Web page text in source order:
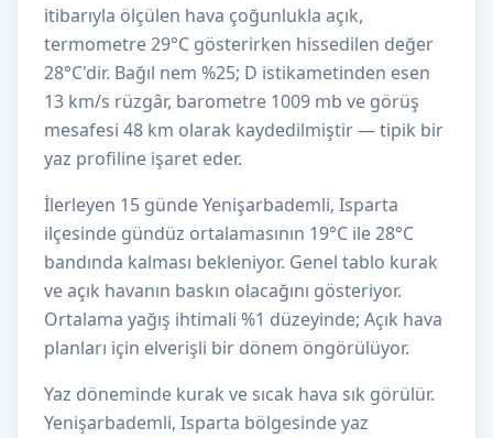
itibarıyla ölçülen hava çoğunlukla açık,
termometre 29°C gösterirken hissedilen değer
28°C'dir. Bağıl nem %25; D istikametinden esen
13 km/s rüzgâr, barometre 1009 mb ve görüş
mesafesi 48 km olarak kaydedilmiştir — tipik bir
yaz profiline işaret eder.
İlerleyen 15 günde Yenişarbademli, Isparta
ilçesinde gündüz ortalamasının 19°C ile 28°C
bandında kalması bekleniyor. Genel tablo kurak
ve açık havanın baskın olacağını gösteriyor.
Ortalama yağış ihtimali %1 düzeyinde; Açık hava
planları için elverişli bir dönem öngörülüyor.
Yaz döneminde kurak ve sıcak hava sık görülür.
Yenişarbademli, Isparta bölgesinde yaz